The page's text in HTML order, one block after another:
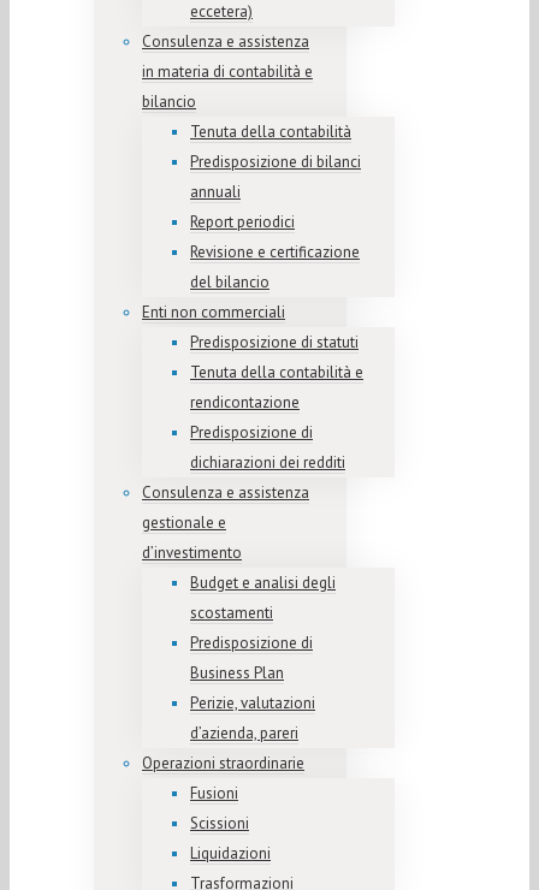
eccetera)
Consulenza e assistenza
in materia di contabilità e
bilancio
Tenuta della contabilità
Predisposizione di bilanci
annuali
Report periodici
Revisione e certificazione
del bilancio
Enti non commerciali
Predisposizione di statuti
Tenuta della contabilità e
rendicontazione
Predisposizione di
dichiarazioni dei redditi
Consulenza e assistenza
gestionale e
d’investimento
Budget e analisi degli
scostamenti
Predisposizione di
Business Plan
Perizie, valutazioni
d’azienda, pareri
Operazioni straordinarie
Fusioni
Scissioni
Liquidazioni
Trasformazioni